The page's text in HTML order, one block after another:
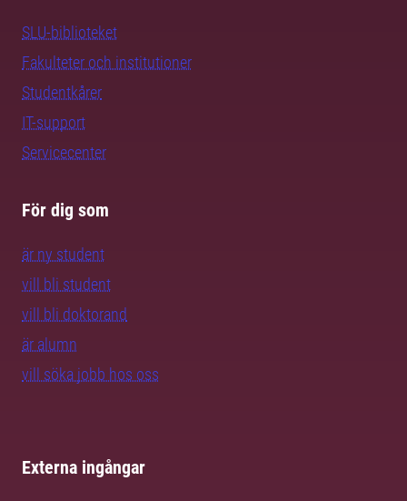
SLU-biblioteket
Fakulteter och institutioner
Studentkårer
IT-support
Servicecenter
För dig som
är ny student
vill bli student
vill bli doktorand
är alumn
vill söka jobb hos oss
Externa ingångar